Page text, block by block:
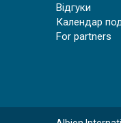
Відгуки
Календар
For partners